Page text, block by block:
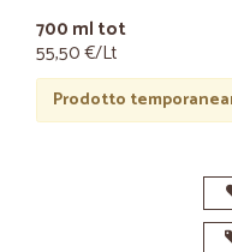
700 ml tot
55,50 €/Lt
Prodotto